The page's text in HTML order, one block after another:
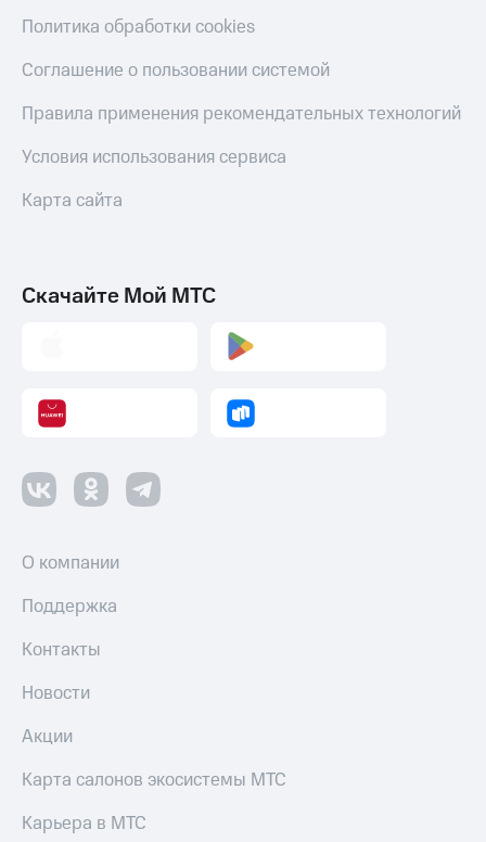
Политика обработки cookies
Соглашение о пользовании системой
Правила применения рекомендательных технологий
Условия использования сервиса
Карта сайта
Скачайте Мой МТС
О компании
Поддержка
Контакты
Новости
Акции
Карта салонов экосистемы МТС
Карьера в МТС